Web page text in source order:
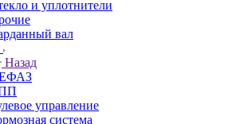
и уплотнители
вал
Назад
управление
система